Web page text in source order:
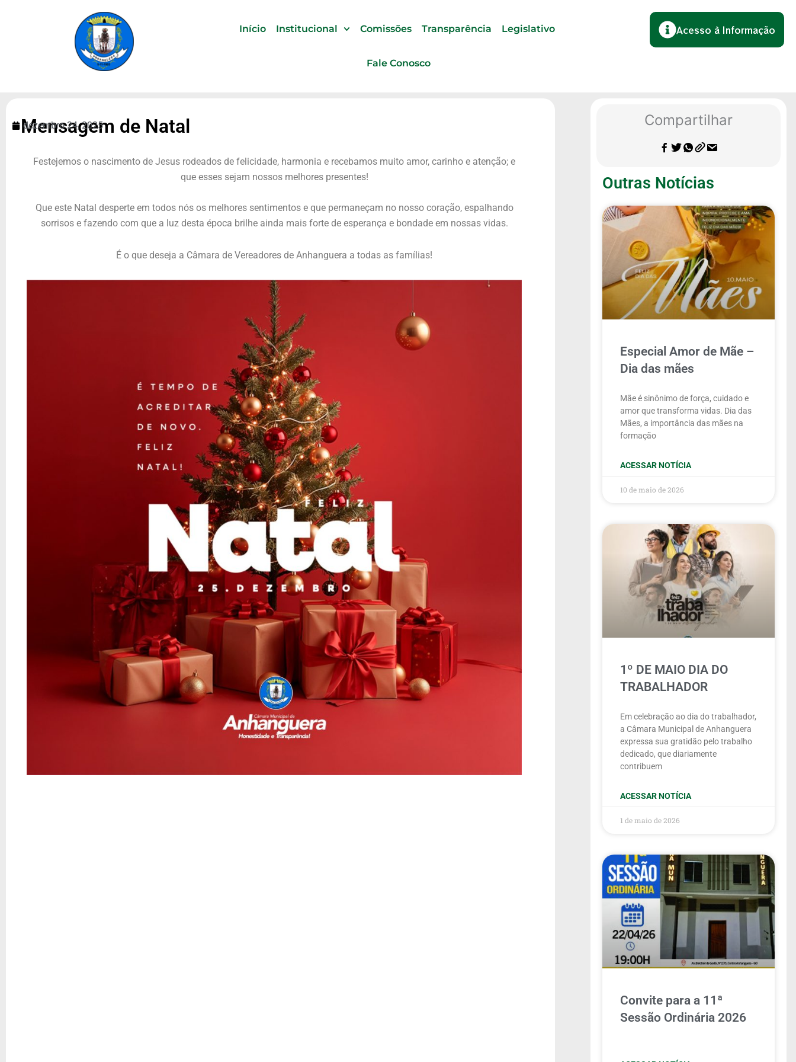
Início Institucional Comissões Transparência Legislativo
Fale Conosco
Acesso à Informação
Mensagem de Natal
dezembro 24, 2025
Festejemos o nascimento de Jesus rodeados de felicidade, harmonia e recebamos muito amor, carinho e atenção; e
que esses sejam nossos melhores presentes!
Que este Natal desperte em todos nós os melhores sentimentos e que permaneçam no nosso coração, espalhando
sorrisos e fazendo com que a luz desta época brilhe ainda mais forte de esperança e bondade em nossas vidas.
É o que deseja a Câmara de Vereadores de Anhanguera a todas as famílias!
Compartilhar
Outras Notícias
Especial Amor de Mãe –
Dia das mães
Mãe é sinônimo de força, cuidado e
amor que transforma vidas. Dia das
Mães, a importância das mães na
formação
ACESSAR NOTÍCIA
10 de maio de 2026
1º DE MAIO DIA DO
TRABALHADOR
Em celebração ao dia do trabalhador,
a Câmara Municipal de Anhanguera
expressa sua gratidão pelo trabalho
dedicado, que diariamente
contribuem
ACESSAR NOTÍCIA
1 de maio de 2026
Convite para a 11ª
Sessão Ordinária 2026